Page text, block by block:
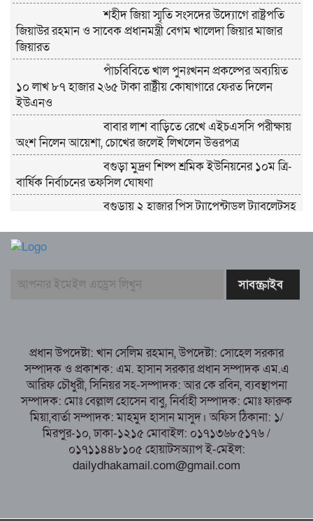
শহীদ জিয়া স্মৃতি সংসদের উদ্যোগে রাষ্ট্রপতি
জিয়াউর রহমান ও সাবেক প্রধানমন্ত্রী বেগম খালেদা জিয়ার মাজার
জিয়ারত
পাঁচবিবিতে খাল পুনঃখনন প্রকল্পের অব্যয়িত
১০ লাখ ৮৭ হাজার ২৬৫ টাকা রাষ্ট্রীয় কোষাগারে ফেরত দিলেন
ইউএনও
বাবার লাশ বাড়িতে রেখে এইচএসসি পরীক্ষায়
অংশ নিলেন আয়েশা, চোখের জলেই লিখলেন উত্তরপত্র
বগুড়া মুদ্রণ শিল্প শ্রমিক ইউনিয়নের ১০ম ত্রি-
বার্ষিক নির্বাচনের তফসিল ঘোষণা
বগুড়ায় ২ হাজার পিস ট্যাপেন্টাডল ট্যাবলেটসহ
নরসিংদীর শিবপুরে তিনটি গরুকে বিষ খাইয়ে
সামলাচ্ছেন একাধিক গুরুত্বপূর্ণ দায়িত্ব, প্রশংসায় মুখর এলাকাবাসী
বগুড়া মুদ্রণ শিল্প শ্রমিক ইউনিয়নের নির্বাচন
পরিচালনা কমিটির প্রস্তুতি সভা অনুষ্ঠিত
প্রধান উপদেষ্টা: খান সেলিম রহমান, উপদেষ্টা: সোহেল সরকার
সম্পাদক ও প্রকাশক: এম. হাসান সরকার প্রধান সম্পাদক এম.এ
আরিফ চৌধুরী, সিনিয়র সহ-সম্পাদক: আর কে রবিন, ব্যবস্থাপনা
সম্পাদক: মোঃ বেল্লাল হোসেন বাবু, নির্বাহী সম্পাদক: মোঃ ফারুক
মিয়া,বার্তা সম্পাদক: মাহমুদ হাসান মাসুদ। অফিস ঠিকানা: ১/
মিরপুর-১০, ঢাকা-১২১৫ মোবাইল: ০১৭১৩৬৮৫১৭৬ /
০১৭১১৪৪৮১০৫ হোয়াটসঅ্যাপ ই-মেইল:
dailydhakamail.com@gmail.com